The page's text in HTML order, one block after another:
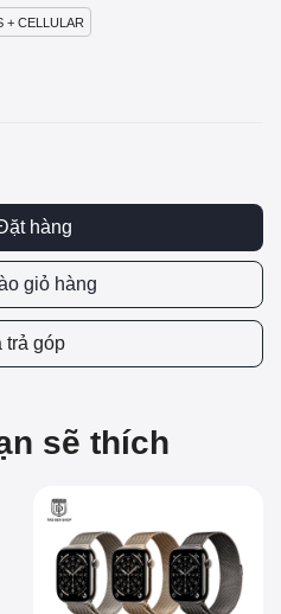
+ CELLULAR
hàng
giỏ hàng
trả góp
sẽ thích